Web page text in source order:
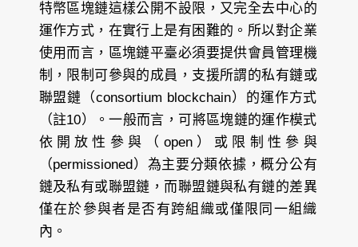
特幣區塊鏈這樣公開不設限，又完全去中心的
運作方式，在實行上是有困難的。所以對企業
使用而言，區塊鏈平臺必須要提供會員管理機
制，限制可參與的成員，支援所謂的私有鏈或
聯盟鏈（consortium blockchain）的運作方式
（註10）。一般而言，可將區塊鏈的運作模式
依開放性參與（open）或限制性參與
（permissioned）為主要分類依據，概分公有
鏈及私有或聯盟鏈，而聯盟鏈與私有鏈的差異
僅在於參與者是否有跨組織或僅限同一組織
內。